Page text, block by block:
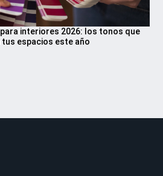
interiores 2026: los tonos que
tus espacios este año